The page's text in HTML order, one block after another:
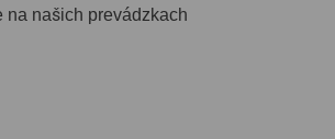
na našich prevádzkach